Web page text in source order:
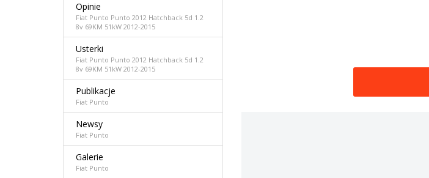
Opinie
Fiat Punto Punto 2012 Hatchback 5d 1.2
8v 69KM 51kW 2012-2015
Usterki
Fiat Punto Punto 2012 Hatchback 5d 1.2
8v 69KM 51kW 2012-2015
Publikacje
Fiat Punto
Newsy
Fiat Punto
Galerie
Fiat Punto